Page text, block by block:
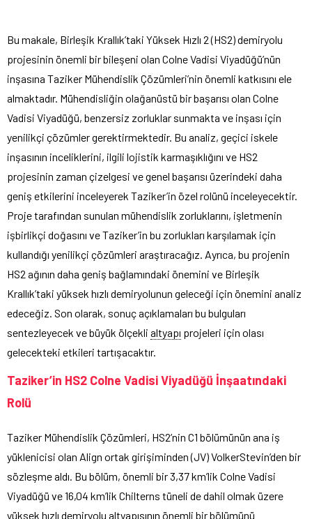
Bu makale, Birleşik Krallık’taki Yüksek Hızlı 2 (HS2) demiryolu
projesinin önemli bir bileşeni olan Colne Vadisi Viyadüğü’nün
inşasına Taziker Mühendislik Çözümleri’nin önemli katkısını ele
almaktadır. Mühendisliğin olağanüstü bir başarısı olan Colne
Vadisi Viyadüğü, benzersiz zorluklar sunmakta ve inşası için
yenilikçi çözümler gerektirmektedir. Bu analiz, geçici iskele
inşasının inceliklerini, ilgili lojistik karmaşıklığını ve HS2
projesinin zaman çizelgesi ve genel başarısı üzerindeki daha
geniş etkilerini inceleyerek Taziker’in özel rolünü inceleyecektir.
Proje tarafından sunulan mühendislik zorluklarını, işletmenin
işbirlikçi doğasını ve Taziker’in bu zorlukları karşılamak için
kullandığı yenilikçi çözümleri araştıracağız. Ayrıca, bu projenin
HS2 ağının daha geniş bağlamındaki önemini ve Birleşik
Krallık’taki yüksek hızlı demiryolunun geleceği için önemini analiz
edeceğiz. Son olarak, sonuç açıklamaları bu bulguları
sentezleyecek ve büyük ölçekli altyapı projeleri için olası
gelecekteki etkileri tartışacaktır.
Taziker’in HS2 Colne Vadisi Viyadüğü İnşaatındaki
Rolü
Taziker Mühendislik Çözümleri, HS2’nin C1 bölümünün ana iş
yüklenicisi olan Align ortak girişiminden (JV) VolkerStevin’den bir
sözleşme aldı. Bu bölüm, önemli bir 3,37 km’lik Colne Vadisi
Viyadüğü ve 16,04 km’lik Chilterns tüneli de dahil olmak üzere
yüksek hızlı demiryolu altyapısının önemli bir bölümünü